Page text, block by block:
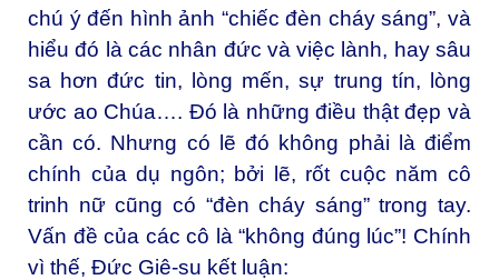
chú ý đến hình ảnh “chiếc đèn cháy sáng”, và
hiểu đó là các nhân đức và việc lành, hay sâu
sa hơn đức tin, lòng mến, sự trung tín, lòng
ước ao Chúa…. Đó là những điều thật đẹp và
cần có. Nhưng có lẽ đó không phải là điểm
chính của dụ ngôn; bởi lẽ, rốt cuộc năm cô
trinh nữ cũng có “đèn cháy sáng” trong tay.
Vấn đề của các cô là “không đúng lúc”! Chính
vì thế, Đức Giê-su kết luận: